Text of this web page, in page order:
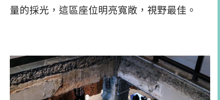
量的採光，這區座位明亮寬敞，視野最佳。